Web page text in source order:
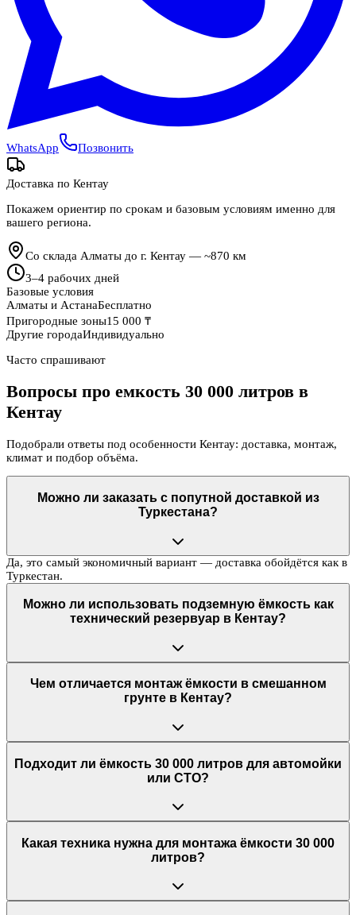
WhatsApp Позвонить
Доставка по Кентау
Покажем ориентир по срокам и базовым условиям именно для
вашего региона.
Со склада Алматы до г. Кентау — ~870 км
3–4 рабочих дней
Базовые условия
Алматы и АстанаБесплатно
Пригородные зоны15 000 ₸
Другие городаИндивидуально
Часто спрашивают
Вопросы про емкость 30 000 литров в
Кентау
Подобрали ответы под особенности Кентау: доставка, монтаж,
климат и подбор объёма.
Можно ли заказать с попутной доставкой из
Туркестана?
Да, это самый экономичный вариант — доставка обойдётся как в
Туркестан.
Можно ли использовать подземную ёмкость как
технический резервуар в Кентау?
Чем отличается монтаж ёмкости в смешанном
грунте в Кентау?
Подходит ли ёмкость 30 000 литров для автомойки
или СТО?
Какая техника нужна для монтажа ёмкости 30 000
литров?